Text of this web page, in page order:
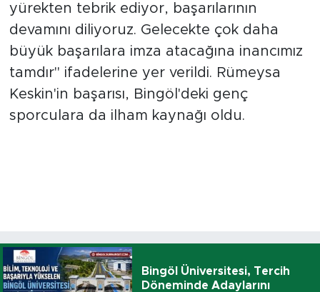
yürekten tebrik ediyor, başarılarının
devamını diliyoruz. Gelecekte çok daha
büyük başarılara imza atacağına inancımız
tamdır" ifadelerine yer verildi. Rümeysa
Keskin'in başarısı, Bingöl'deki genç
sporculara da ilham kaynağı oldu.
Bingöl Üniversitesi, Tercih
Döneminde Adaylarını